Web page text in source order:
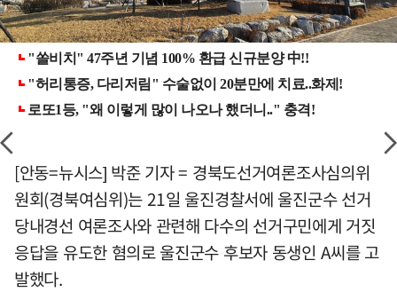
[안동=뉴시스] 박준 기자 = 경북도선거여론조사심의위
원회(경북여심위)는 21일 울진경찰서에 울진군수 선거
당내경선 여론조사와 관련해 다수의 선거구민에게 거짓
응답을 유도한 혐의로 울진군수 후보자 동생인 A씨를 고
발했다.